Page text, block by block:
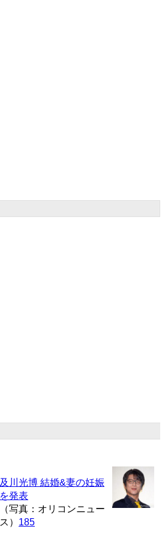
及川光博 結婚&妻の妊娠
を発表
（写真：オリコンニュー
ス） 185